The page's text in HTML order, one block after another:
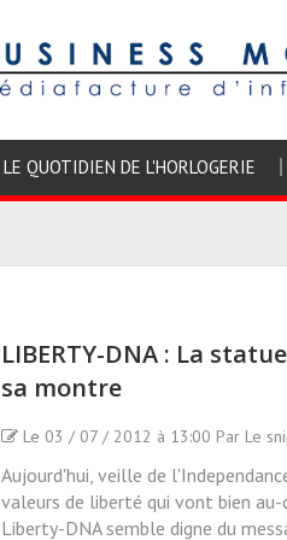
LE QUOTIDIEN DE L'HORLOGERIE
LIBERTY-DNA : La
sa montre
Le 03 / 07 / 2012 à 13:00 Par Le
Aujourd'hui, veille de
valeurs de liberté qui vont bien au-
Liberty-DNA semble digne du